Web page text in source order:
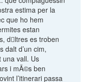
estima per la
que ho hem
estan
d𠆚ltres es troben
dalt d’un cim,
una vall. Us
i mÃ©s ben
l’itinerari passa